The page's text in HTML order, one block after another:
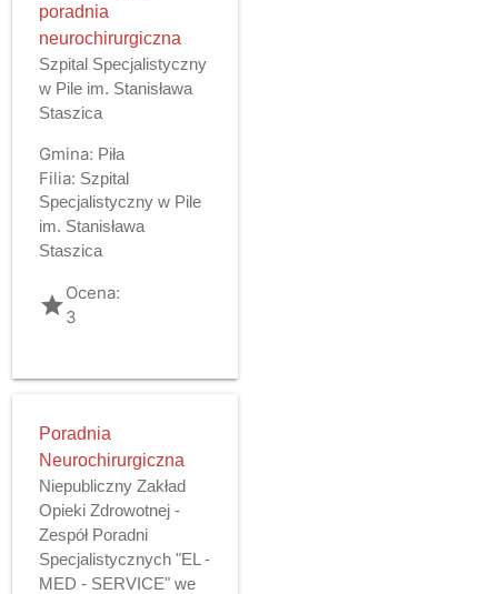
poradnia
neurochirurgiczna
Szpital Specjalistyczny
w Pile im. Stanisława
Staszica
Gmina: Piła
Filia: Szpital
Specjalistyczny w Pile
im. Stanisława
Staszica
gradeOcena:
3
Poradnia
Neurochirurgiczna
Niepubliczny Zakład
Opieki Zdrowotnej -
Zespół Poradni
Specjalistycznych "EL -
MED - SERVICE" we